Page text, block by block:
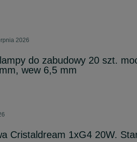
2026
do zabudowy 20 szt.
wew 6,5 mm
Cristaldream 1xG4 20W.